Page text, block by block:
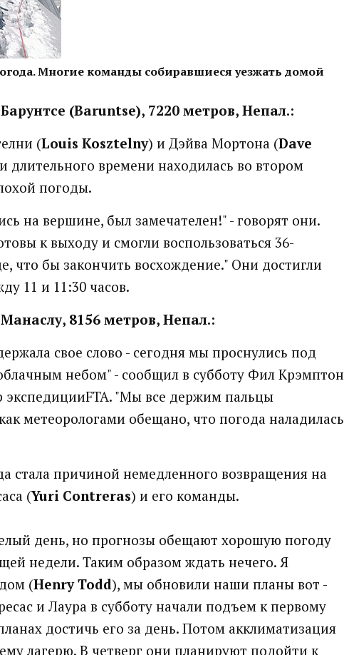
Многие команды собиравшиеся уезжать домой
(Baruntse), 7220 метров, Непал.:
(Louis Kosztelny) и Дэйва Мортона (Dave
длительного времени находилась во втором
погоды.
на вершине, был замечателен!" - говорят они.
к выходу и смогли воспользоваться 36-
что бы закончить восхождение." Они достигли
11 и 11:30 часов.
Манаслу, 8156 метров, Непал.:
свое слово - сегодня мы проснулись под
небом" - сообщил в субботу Фил Крэмптон
экспедицииFTA. "Мы все держим пальцы
метеорологами обещано, что погода наладилась
стала причиной немедленного возвращения на
(Yuri Contreras) и его команды.
день, но прогнозы обещают хорошую погоду
недели. Таким образом ждать нечего. Я
(Henry Todd), мы обновили наши планы вот -
и Лаура в субботу начали подъем к первому
достичь его за день. Потом акклиматизация
лагерю. В четверг они планируют подойти к